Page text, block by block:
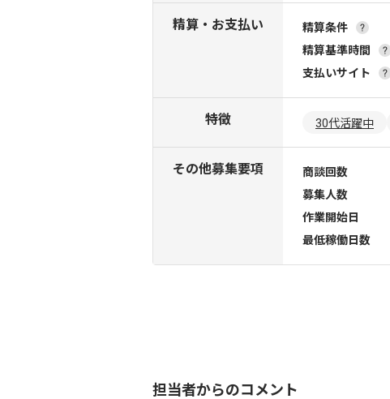
精算・お支払い 精算条件
精算基準時間
支払いサイト
特徴 30代活躍中
その他募集要項 商談回数
募集人数
作業開始日
最低稼働日数
担当者からのコメント